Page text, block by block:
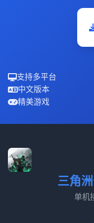
支持多平台
中文版本
精美游戏
三角
单机